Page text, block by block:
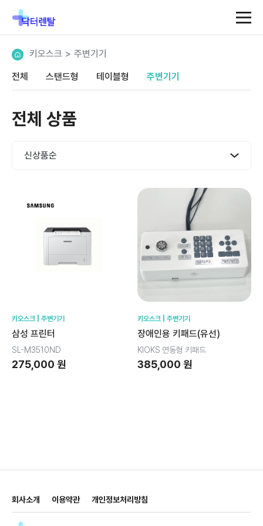
키오스크 > 주변기기
전체 스탠드형 테이블형 주변기기
전체 상품
키오스크 | 주변기기
삼성 프린터
SL-M3510ND
275,000 원
키오스크 | 주변기기
장애인용 키패드(유선)
KIOKS 연동형 키패드
385,000 원
회사소개 이용약관 개인정보처리방침